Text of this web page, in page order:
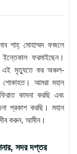
শাহ্ মোহাম্মদ ফজলে
ফরমাইছেন।
এই মৃত্যুতে কর অঞ্চল-
শোকাহত। আমরা মহান
কামনা করছি এবং
প্রকাশ করছি। মহান
করুন, আমীন।
সদর দপ্তর